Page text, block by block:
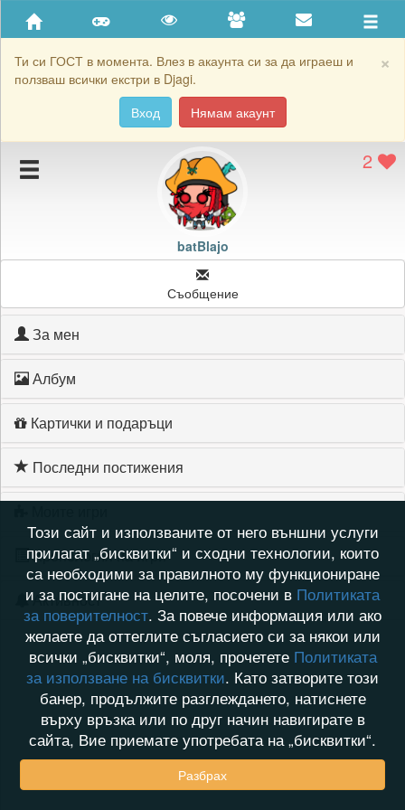
×
Ти си ГОСТ в момента. Влез в акаунта си за да играеш и
ползваш всички екстри в Djagi.
Вход
Нямам акаунт
Приятели
Хронология на игри
Подаръците на batBlajo
Картичките на batBlajo
2
batBlajo
Съобщение
За мен
Албум
Картички и подаръци
Последни постижения
Хронология на игри
Активност
Този сайт и използваните от него външни услуги
прилагат „бисквитки“ и сходни технологии, които
са необходими за правилното му функциониране
и за постигане на целите, посочени в Политиката
за поверителност. За повече информация или ако
желаете да оттеглите съгласието си за някои или
всички „бисквитки“, моля, прочетете Политиката
за използване на бисквитки. Като затворите този
банер, продължите разглеждането, натиснете
върху връзка или по друг начин навигирате в
сайта, Вие приемате употребата на „бисквитки“.
Разбрах